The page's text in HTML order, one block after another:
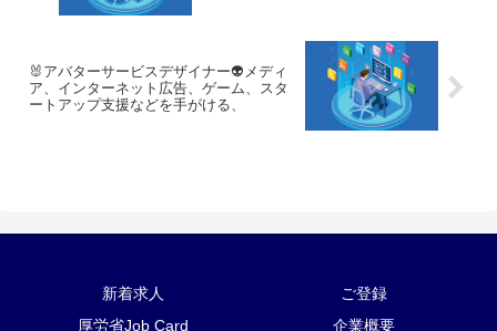
🐰アバターサービスデザイナー👽メディ
ア、インターネット広告、ゲーム、スタ
ートアップ支援などを手がける、
新着求人
ご登録
厚労省Job Card
企業概要